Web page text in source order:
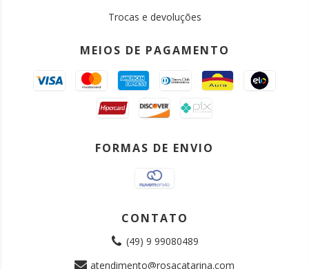
Trocas e devoluções
MEIOS DE PAGAMENTO
FORMAS DE ENVIO
CONTATO
(49) 9 99080489
atendimento@rosacatarina.com